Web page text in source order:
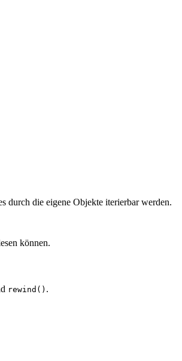
durch die eigene Objekte iterierbar werden.
können.
rewind() .